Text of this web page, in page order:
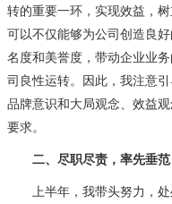
转的重要一环，实现效益，
可以不仅能够为公司创造良
名度和美誉度，带动企业业
司良性运转。因此，我注意
品牌意识和大局观念、效益
要求。
二、尽职尽责，率先垂
上半年，我带头努力，处